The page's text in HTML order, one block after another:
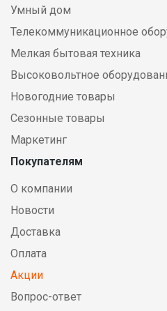
Умный дом
Телекоммуникационное
Мелкая бытовая техника
Высоковольтное
Новогодние товары
Сезонные товары
Маркетинг
Покупателям
О компании
Новости
Доставка
Оплата
Акции
Вопрос-ответ